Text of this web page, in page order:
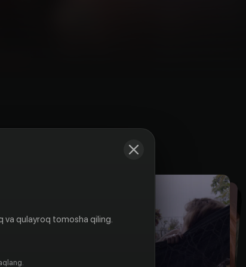
qulayroq tomosha qiling.